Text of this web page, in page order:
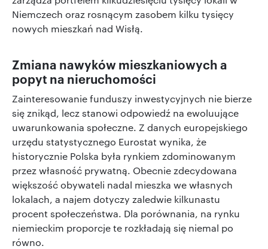
Niemczech oraz rosnącym zasobem kilku tysięcy
nowych mieszkań nad Wisłą.
Zmiana nawyków mieszkaniowych a
popyt na nieruchomości
Zainteresowanie funduszy inwestycyjnych nie bierze
się znikąd, lecz stanowi odpowiedź na ewoluujące
uwarunkowania społeczne. Z danych europejskiego
urzędu statystycznego Eurostat wynika, że
historycznie Polska była rynkiem zdominowanym
przez własność prywatną. Obecnie zdecydowana
większość obywateli nadal mieszka we własnych
lokalach, a najem dotyczy zaledwie kilkunastu
procent społeczeństwa. Dla porównania, na rynku
niemieckim proporcje te rozkładają się niemal po
równo.